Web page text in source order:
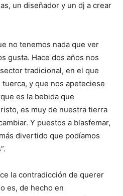
un diseñador y un dj a crear
no tenemos nada que ver
gusta. Hace dos años nos
tradicional, en el que
y que nos apeteciese
es la bebida que
es muy de nuestra tierra
Y puestos a blasfemar,
divertido que podíamos
la contradicción de querer
es, de hecho en